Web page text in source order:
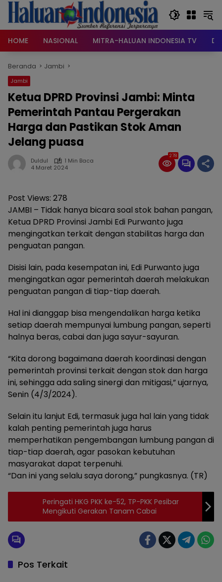
Langsung
konten
HOME
NASIONAL MITRA-HALUAN INDONESIA TV
Beranda Jambi
Jambi
Ketua DPRD Provinsi Jambi: Minta
Pemerintah Pantau Pergerakan
Harga dan Pastikan Stok Aman
Jelang puasa
Duldul
1 Min Baca
4 Maret 2024
278
Post Views: 278
JAMBI – Tidak hanya bicara soal stok bahan pangan,
Ketua DPRD Provinsi Jambi Edi Purwanto juga
mengingatkan terkait dengan stabilitas harga dan
penguatan pangan.
Disisi lain, pada kesempatan ini, Edi Purwanto juga
mengingatkan agar pemerintah daerah melakukan
penguatan pangan di tiap-tiap daerah.
Hal ini dianggap bisa mengendalikan harga ketika
setiap daerah mempunyai lumbung pangan, seperti
halnya beras, cabai dan juga sayur-sayuran.
“Kita dorong bagaimana daerah koordinasi dengan
pemerintah provinsi terkait dengan stok dan harga
ini, sehingga ada saling sinergi dan mitigasi,” ujarnya,
Senin (4/3/2024).
Selain itu lanjut Edi, termasuk juga hal lain yang tidak
kalah penting pemerintah juga harus
memperhatikan pengembangan lumbung pangan di
tiap-tiap daerah, agar pasokan kebutuhan
masyarakat dapat terpenuhi.
“Dan ini yang selalu saya dorong,” pungkasnya. (TR)
Peringati HKG PKK ke-52, TP-PKK Pesibar
Mengikuti Gerakan Tanam Cabai
Pos Terkait
Jambi